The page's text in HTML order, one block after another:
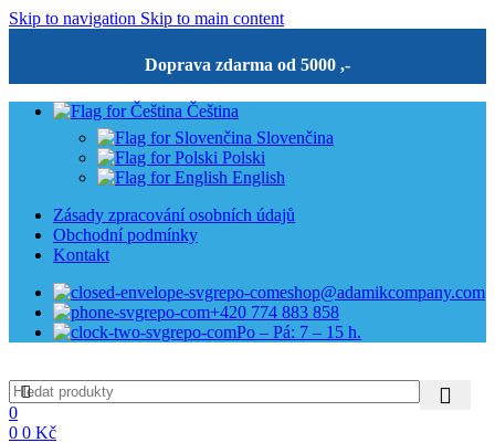
Skip to navigation Skip to main content
Doprava zdarma od 5000 ,-
Čeština
Slovenčina
Polski
English
Zásady zpracování osobních údajů
Obchodní podmínky
Kontakt
eshop@adamikcompany.com
+420 774 883 858
Po – Pá: 7 – 15 h.
0
0 0 Kč